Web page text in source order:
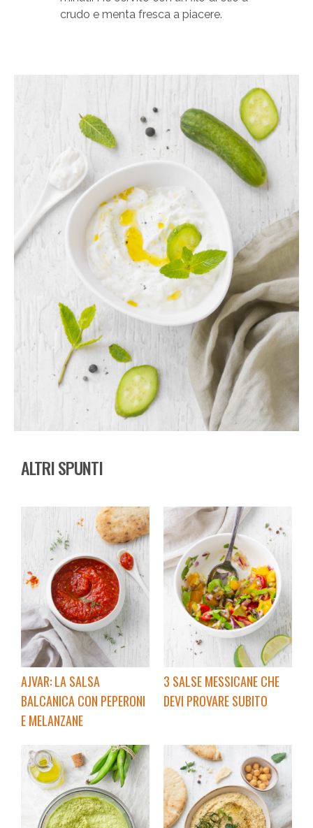
crudo e menta fresca a piacere.
ALTRI SPUNTI
AJVAR: LA SALSA
BALCANICA CON PEPERONI
E MELANZANE
3 SALSE MESSICANE CHE
DEVI PROVARE SUBITO